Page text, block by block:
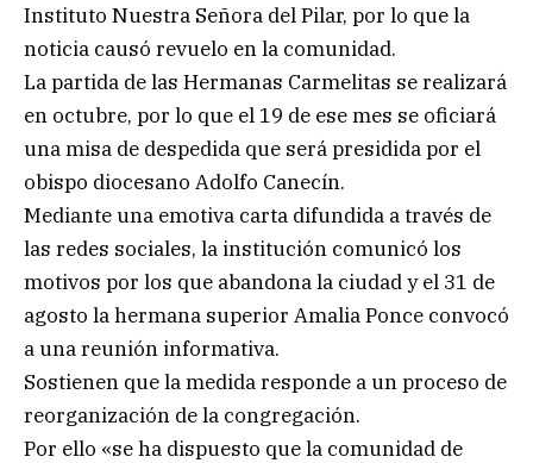
Instituto Nuestra Señora del Pilar, por lo que la
noticia causó revuelo en la comunidad.
La partida de las Hermanas Carmelitas se realizará
en octubre, por lo que el 19 de ese mes se oficiará
una misa de despedida que será presidida por el
obispo diocesano Adolfo Canecín.
Mediante una emotiva carta difundida a través de
las redes sociales, la institución comunicó los
motivos por los que abandona la ciudad y el 31 de
agosto la hermana superior Amalia Ponce convocó
a una reunión informativa.
Sostienen que la medida responde a un proceso de
reorganización de la congregación.
Por ello «se ha dispuesto que la comunidad de